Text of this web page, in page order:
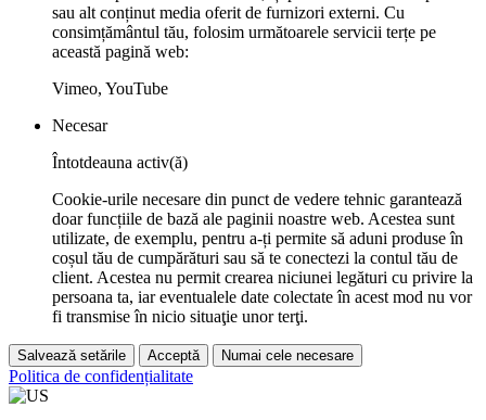
sau alt conținut media oferit de furnizori externi. Cu
consimțământul tău, folosim următoarele servicii terțe pe
această pagină web:
Vimeo, YouTube
Necesar
Întotdeauna activ(ă)
Cookie-urile necesare din punct de vedere tehnic garantează
doar funcțiile de bază ale paginii noastre web. Acestea sunt
utilizate, de exemplu, pentru a-ți permite să aduni produse în
coșul tău de cumpărături sau să te conectezi la contul tău de
client. Acestea nu permit crearea niciunei legături cu privire la
persoana ta, iar eventualele date colectate în acest mod nu vor
fi transmise în nicio situaţie unor terţi.
Salvează setările Acceptă Numai cele necesare
Politica de confidențialitate